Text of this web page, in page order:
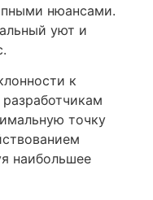
нюансами.
уют и
к
точку
наибольшее